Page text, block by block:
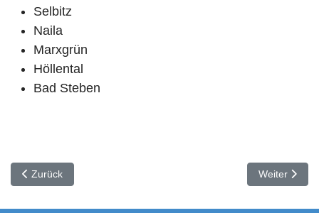
Selbitz
Naila
Marxgrün
Höllental
Bad Steben
Vorheriger Beitrag: Kursbuchstrecke 850: Lichtenfels -
Zurück Nächster
Weiter